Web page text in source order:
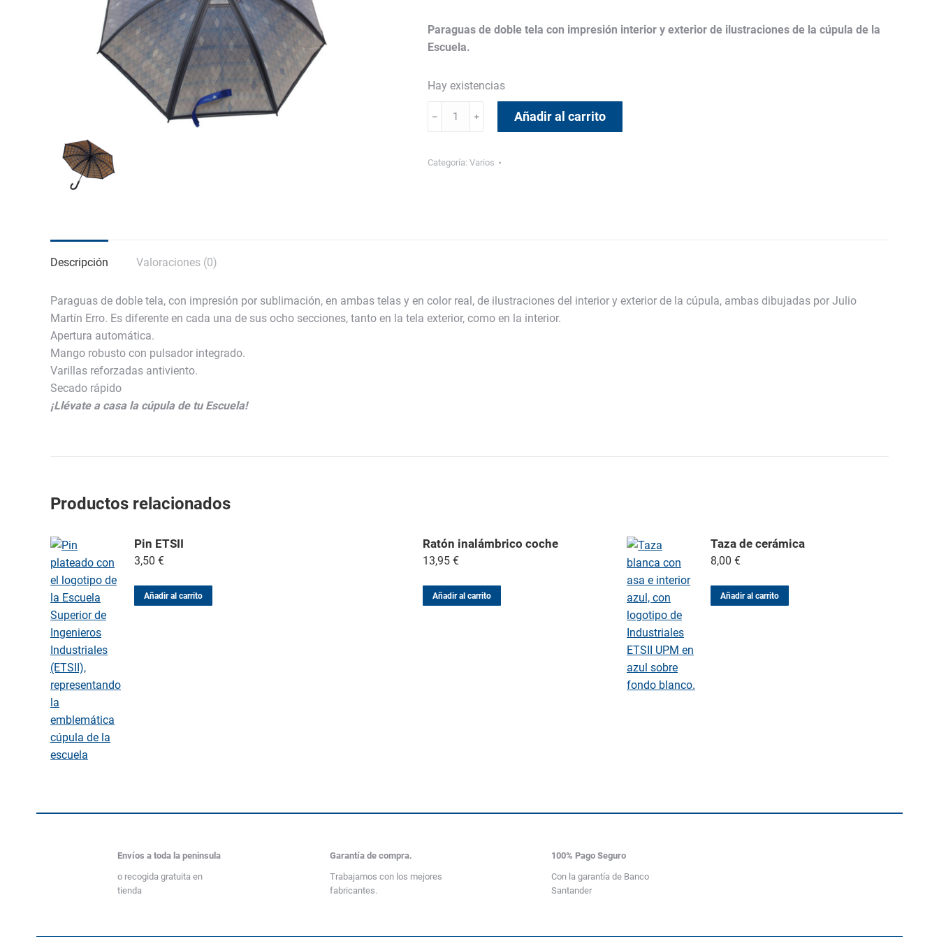
Paraguas de doble tela con impresión interior y exterior de ilustraciones de la cúpula de la
Escuela.
Hay existencias
Paraguas
﹣ ﹢ Añadir al carrito
Categoría: Varios
Descripción Valoraciones (0)
Paraguas de doble tela, con impresión por sublimación, en ambas telas y en color real, de ilustraciones del interior y exterior de la cúpula, ambas dibujadas por Julio
Martín Erro. Es diferente en cada una de sus ocho secciones, tanto en la tela exterior, como en la interior.
Apertura automática.
Mango robusto con pulsador integrado.
Varillas reforzadas antiviento.
Secado rápido
¡Llévate a casa la cúpula de tu Escuela!
Productos relacionados
Pin ETSII
3,50 €
Añadir al carrito
Ratón inalámbrico coche
13,95 €
Añadir al carrito
Taza de cerámica
8,00 €
Añadir al carrito
Envíos a toda la peninsula
o recogida gratuita en
tienda
Garantía de compra.
Trabajamos con los mejores
fabricantes.
100% Pago Seguro
Con la garantía de Banco
Santander